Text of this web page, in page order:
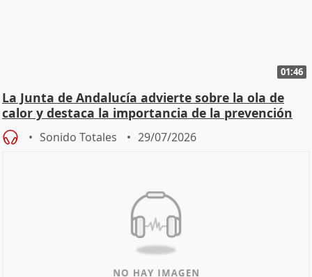
01:46
La Junta de Andalucía advierte sobre la ola de
calor y destaca la importancia de la prevención
Sonido Totales 29/07/2026